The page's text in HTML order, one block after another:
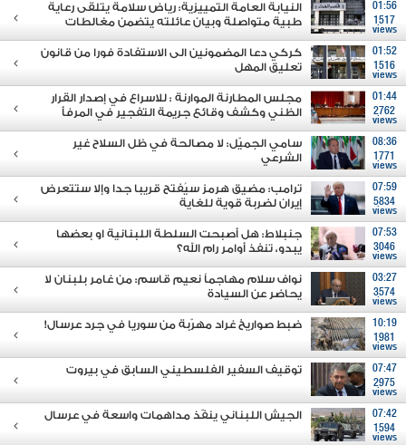
01:56
1517
views
النيابة العامة التمييزية: رياض سلامة يتلقى رعاية
طبية متواصلة وبيان عائلته يتضمن مغالطات
01:52
1516
views
كركي دعا المضمونين الى الاستفادة فورا من قانون
تعليق المهل
01:44
2762
views
مجلس المطارنة الموارنة : للاسراع في إصدار القرار
الظني وكشف وقائع جريمة التفجير في المرفأ
08:36
1771
views
سامي الجميّل: لا مصالحة في ظل السلاح غير
الشرعي
07:59
5834
views
ترامب: مضيق هرمز سيُفتح قريبا جدا وإلا ستتعرض
إيران لضربة قوية للغاية
07:53
3046
views
جنبلاط: هل أصبحت السلطة اللبنانية او بعضها
يبدو، تنفذ أوامر رام الله؟
03:27
3574
views
نواف سلام مهاجماً نعيم قاسم: من غامر بلبنان لا
يحاضر عن السيادة
10:19
1981
views
ضبط صواريخ غراد مهرّبة من سوريا في جرد عرسال!
07:47
2975
views
توقيف السفير الفلسطيني السابق في بيروت
07:42
1594
views
الجيش اللبناني ينفّذ مداهمات واسعة في عرسال